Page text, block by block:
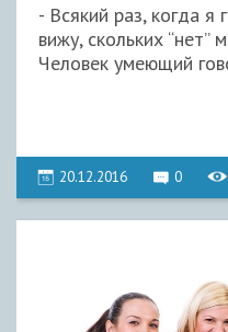
- Всякий раз, когда я
вижу, скольких “нет”
Человек умеющий
20.12.2016 0